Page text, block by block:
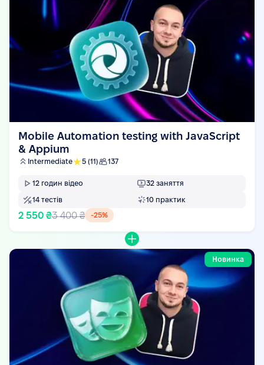
Mobile Automation testing with JavaScript
& Appium
Intermediate 5 (11) 137
12 годин відео 32 заняття
14 тестів 10 практик
2 550 ₴3 400 ₴ -25%
Новинка